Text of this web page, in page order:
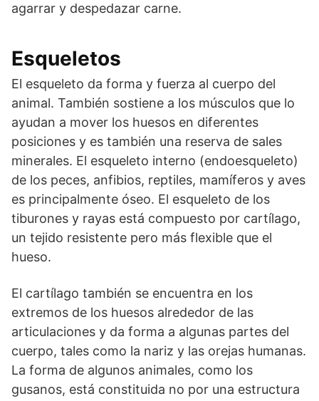
agarrar y despedazar carne.
Esqueletos
El esqueleto da forma y fuerza al cuerpo del
animal. También sostiene a los músculos que lo
ayudan a mover los huesos en diferentes
posiciones y es también una reserva de sales
minerales. El esqueleto interno (endoesqueleto)
de los peces, anfibios, reptiles, mamíferos y aves
es principalmente óseo. El esqueleto de los
tiburones y rayas está compuesto por cartílago,
un tejido resistente pero más flexible que el
hueso.
El cartílago también se encuentra en los
extremos de los huesos alrededor de las
articulaciones y da forma a algunas partes del
cuerpo, tales como la nariz y las orejas humanas.
La forma de algunos animales, como los
gusanos, está constituida no por una estructura